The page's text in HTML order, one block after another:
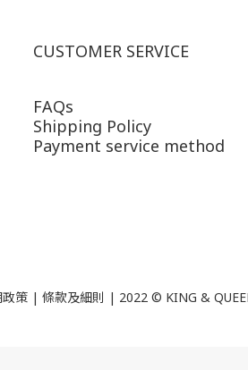
CUSTOMER SERVICE
FAQs
Shipping Policy
Payment service method
政策 | 條款及細則 | 2022 © KING &